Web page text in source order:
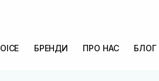
БРЕНДИ ПРО НАС БЛОГ